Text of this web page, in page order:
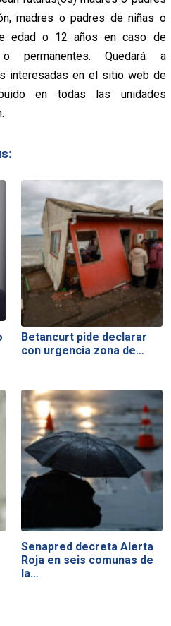
madres o padres de niñas o
edad o 12 años en caso de
permanentes. Quedará a
interesadas en el sitio web de
en todas las unidades
Betancurt pide declarar
con urgencia zona de…
Senapred decreta Alerta
Roja en seis comunas de
la…